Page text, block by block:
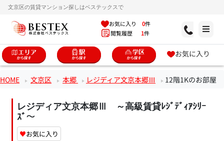
文京区の賃貸マンション探しはベステックスで
お気に入り 0件
閲覧履歴 1件
お気に入り
HOME 文京区 本郷 レジディア文京本郷Ⅲ 12階1Kのお部屋
レジディア文京本郷Ⅲ ～高級賃貸ﾚｼﾞﾃﾞｨｱｼﾘｰ
ｽﾞ～
♥お気に入り